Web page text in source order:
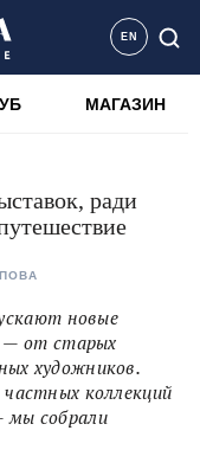
EN
МАГАЗИН
ради
новые
— от старых
художников.
коллекций
мы собрали